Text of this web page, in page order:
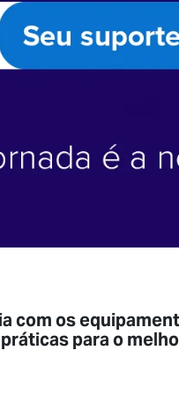
com os
para o